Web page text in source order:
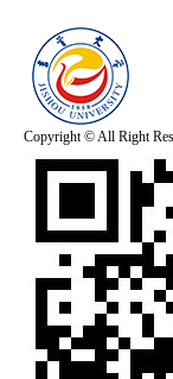
Copyright © All Right